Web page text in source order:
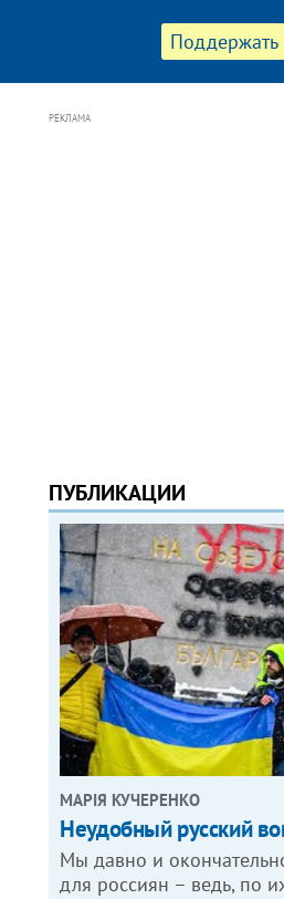
Поддержать
РЕКЛАМА
ПУБЛИКАЦИИ
МАРІЯ КУЧЕРЕНКО
​Неудобный русский
Мы давно и
для россиян – ведь, по